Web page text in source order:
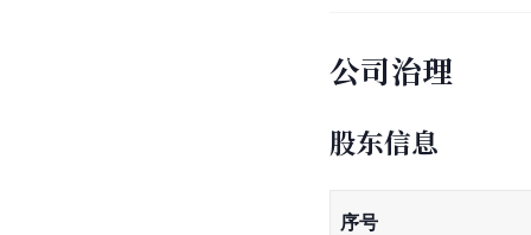
公司治理
股东信息
序号